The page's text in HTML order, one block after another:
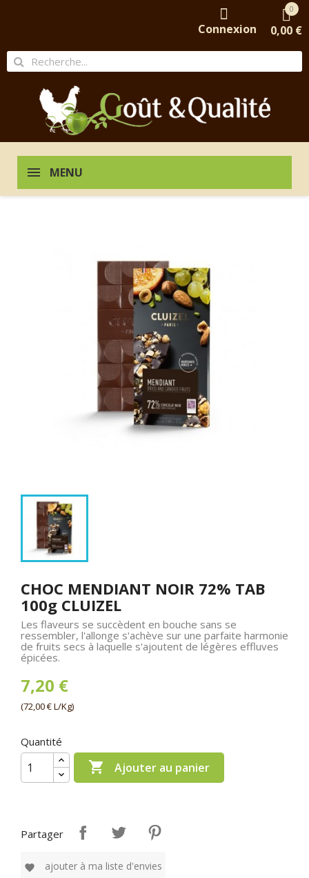
Connexion
0
0,00 €
MENU
CHOC MENDIANT NOIR 72% TAB
100g CLUIZEL
Les flaveurs se succèdent en bouche sans se
ressembler, l'allonge s'achève sur une parfaite harmonie
de fruits secs à laquelle s'ajoutent de légères effluves
épicées.
7,20 €
(72,00 € L/Kg)
Quantité
 Ajouter au panier
Partager
favorite ajouter à ma liste d'envies